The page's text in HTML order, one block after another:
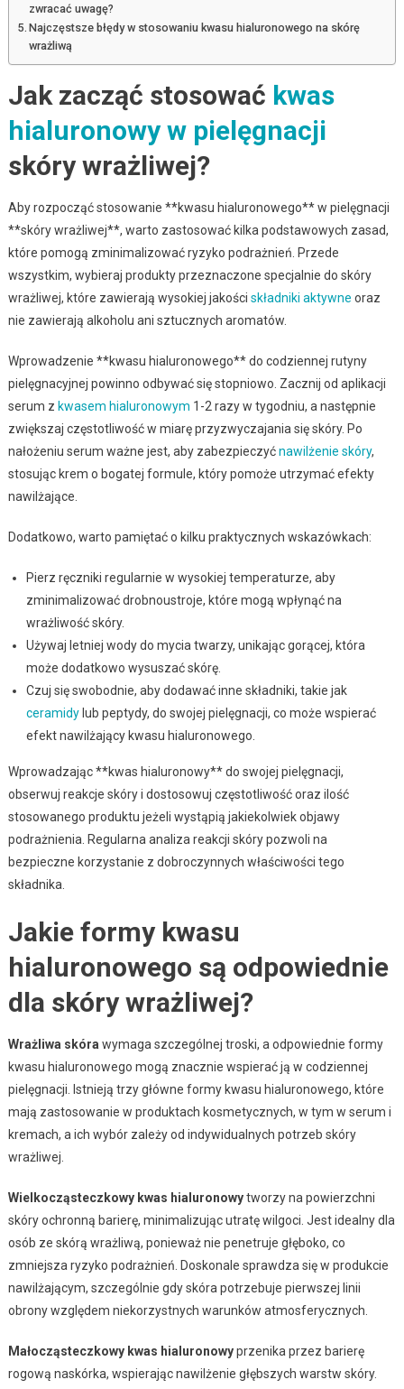
zwracać uwagę?
Najczęstsze błędy w stosowaniu kwasu hialuronowego na skórę
wrażliwą
Jak zacząć stosować kwas
hialuronowy w pielęgnacji
skóry wrażliwej?
Aby rozpocząć stosowanie **kwasu hialuronowego** w pielęgnacji
**skóry wrażliwej**, warto zastosować kilka podstawowych zasad,
które pomogą zminimalizować ryzyko podrażnień. Przede
wszystkim, wybieraj produkty przeznaczone specjalnie do skóry
wrażliwej, które zawierają wysokiej jakości składniki aktywne oraz
nie zawierają alkoholu ani sztucznych aromatów.
Wprowadzenie **kwasu hialuronowego** do codziennej rutyny
pielęgnacyjnej powinno odbywać się stopniowo. Zacznij od aplikacji
serum z kwasem hialuronowym 1-2 razy w tygodniu, a następnie
zwiększaj częstotliwość w miarę przyzwyczajania się skóry. Po
nałożeniu serum ważne jest, aby zabezpieczyćnawilżenie skóry,
stosując krem o bogatej formule, który pomoże utrzymać efekty
nawilżające.
Dodatkowo, warto pamiętać o kilku praktycznych wskazówkach:
Pierz ręczniki regularnie w wysokiej temperaturze, aby
zminimalizować drobnoustroje, które mogą wpłynąć na
wrażliwość skóry.
Używaj letniej wody do mycia twarzy, unikając gorącej, która
może dodatkowo wysuszać skórę.
Czuj się swobodnie, aby dodawać inne składniki, takie jak
ceramidylub peptydy, do swojej pielęgnacji, co może wspierać
efekt nawilżający kwasu hialuronowego.
Wprowadzając **kwas hialuronowy** do swojej pielęgnacji,
obserwuj reakcje skóry i dostosowuj częstotliwość oraz ilość
stosowanego produktu jeżeli wystąpią jakiekolwiek objawy
podrażnienia. Regularna analiza reakcji skóry pozwoli na
bezpieczne korzystanie z dobroczynnych właściwości tego
składnika.
Jakie formy kwasu
hialuronowego są odpowiednie
dla skóry wrażliwej?
Wrażliwa skóra wymaga szczególnej troski, a odpowiednie formy
kwasu hialuronowego mogą znacznie wspierać ją w codziennej
pielęgnacji. Istnieją trzy główne formy kwasu hialuronowego, które
mają zastosowanie w produktach kosmetycznych, w tym w serum i
kremach, a ich wybór zależy od indywidualnych potrzeb skóry
wrażliwej.
Wielkocząsteczkowy kwas hialuronowytworzy na powierzchni
skóry ochronną barierę, minimalizując utratę wilgoci. Jest idealny dla
osób ze skórą wrażliwą, ponieważ nie penetruje głęboko, co
zmniejsza ryzyko podrażnień. Doskonale sprawdza się w produkcie
nawilżającym, szczególnie gdy skóra potrzebuje pierwszej linii
obrony względem niekorzystnych warunków atmosferycznych.
Małocząsteczkowy kwas hialuronowyprzenika przez barierę
rogową naskórka, wspierając nawilżenie głębszych warstw skóry.